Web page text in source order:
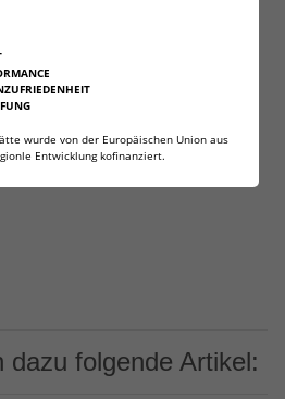
wurde von der Europäischen Union aus
Entwicklung kofinanziert.
Produktsicherheit
dazu folgende Artikel: